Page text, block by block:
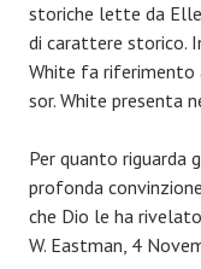
storiche lette da
di carattere storico.
White fa
sor. White presenta
Per quanto riguarda
profonda
che Dio le ha
W. Eastman, 4